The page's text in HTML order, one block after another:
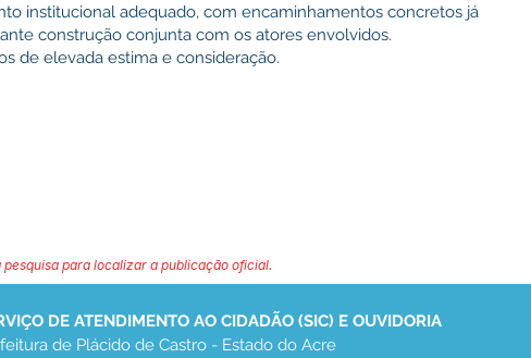
institucional adequado, com encaminhamentos concretos já
construção conjunta com os atores envolvidos.
de elevada estima e consideração.
para localizar a publicação oficial.
DE ATENDIMENTO AO CIDADÃO (SIC) E OUVIDORIA
de Plácido de Castro - Estado do Acre